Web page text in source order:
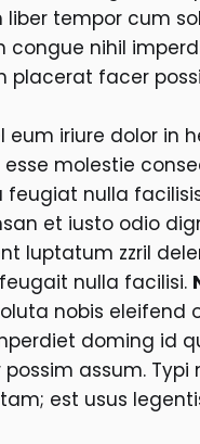
liber tempor cum
congue nihil
placerat facer
eum iriure dolor in
molestie
feugiat nulla
et iusto odio
luptatum zzril
nulla facilisi.
nobis eleifend
doming id
assum. Typi
est usus